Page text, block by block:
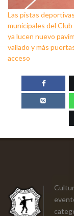
Las pistas deportivas
municipales del
ya lucen nuevo
vallado y más
acceso